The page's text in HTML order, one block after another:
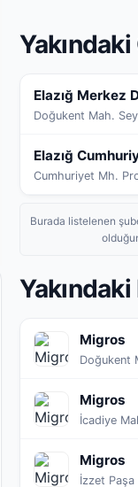
Elazığ Merkez
Elazığ
Burada listelenen
Migros
Migros
İcadiye
Migros
İzzet